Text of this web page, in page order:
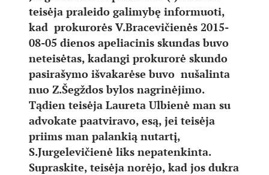
teisėja praleido galimybę informuoti,
kad prokurorės V.Bracevičienės 2015-
08-05 dienos apeliacinis skundas buvo
neteisėtas, kadangi prokurorė skundo
pasirašymo išvakarėse buvo nušalinta
nuo Z.Šegždos bylos nagrinėjimo.
Tądien teisėja Laureta Ulbienė man su
advokate paatviravo, esą, jei teisėja
priims man palankią nutartį,
S.Jurgelevičienė liks nepatenkinta.
Supraskite, teisėja norėjo, kad jos dukra